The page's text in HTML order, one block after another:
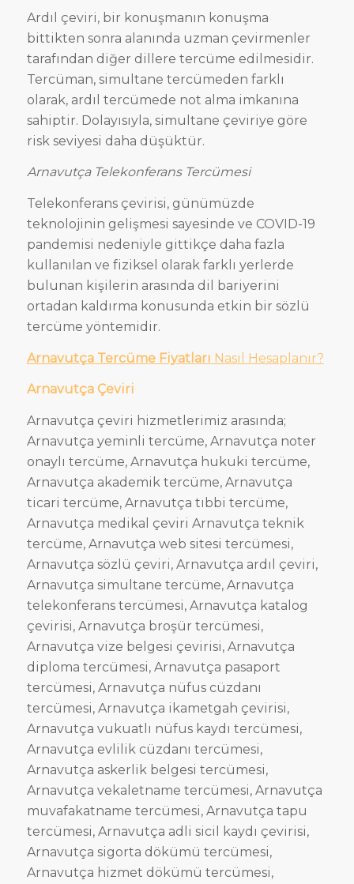
Ardıl çeviri, bir konuşmanın konuşma
bittikten sonra alanında uzman çevirmenler
tarafından diğer dillere tercüme edilmesidir.
Tercüman, simultane tercümeden farklı
olarak, ardıl tercümede not alma imkanına
sahiptir. Dolayısıyla, simultane çeviriye göre
risk seviyesi daha düşüktür.
Arnavutça Telekonferans Tercümesi
Telekonferans çevirisi, günümüzde
teknolojinin gelişmesi sayesinde ve COVID-19
pandemisi nedeniyle gittikçe daha fazla
kullanılan ve fiziksel olarak farklı yerlerde
bulunan kişilerin arasında dil bariyerini
ortadan kaldırma konusunda etkin bir sözlü
tercüme yöntemidir.
Arnavutça Tercüme Fiyatları Nasıl Hesaplanır?
Arnavutça Çeviri
Arnavutça çeviri hizmetlerimiz arasında;
Arnavutça yeminli tercüme, Arnavutça noter
onaylı tercüme, Arnavutça hukuki tercüme,
Arnavutça akademik tercüme, Arnavutça
ticari tercüme, Arnavutça tıbbi tercüme,
Arnavutça medikal çeviri Arnavutça teknik
tercüme, Arnavutça web sitesi tercümesi,
Arnavutça sözlü çeviri, Arnavutça ardıl çeviri,
Arnavutça simultane tercüme, Arnavutça
telekonferans tercümesi, Arnavutça katalog
çevirisi, Arnavutça broşür tercümesi,
Arnavutça vize belgesi çevirisi, Arnavutça
diploma tercümesi, Arnavutça pasaport
tercümesi, Arnavutça nüfus cüzdanı
tercümesi, Arnavutça ikametgah çevirisi,
Arnavutça vukuatlı nüfus kaydı tercümesi,
Arnavutça evlilik cüzdanı tercümesi,
Arnavutça askerlik belgesi tercümesi,
Arnavutça vekaletname tercümesi, Arnavutça
muvafakatname tercümesi, Arnavutça tapu
tercümesi, Arnavutça adli sicil kaydı çevirisi,
Arnavutça sigorta dökümü tercümesi,
Arnavutça hizmet dökümü tercümesi,